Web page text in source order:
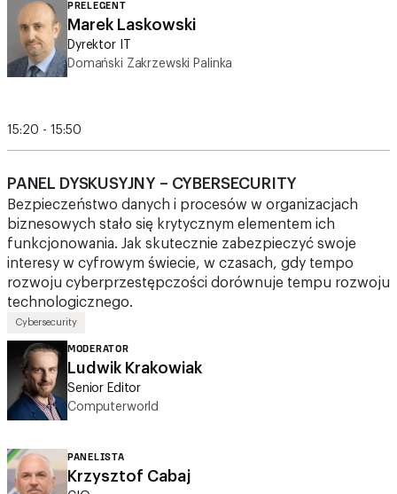
Dyrektor IT
Domański Zakrzewski Palinka
biznesowych stało się krytycznym elementem ich
funkcjonowania. Jak skutecznie zabezpieczyć swoje
interesy w cyfrowym świecie, w czasach, gdy tempo
rozwoju cyberprzestępczości dorównuje tempu rozwoju
technologicznego.
Cybersecurity
MODERATOR
Ludwik Krakowiak
Senior Editor
Computerworld
PANELISTA
CIO
Polfa Tarchomin